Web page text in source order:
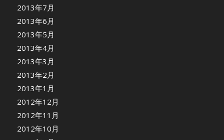
2013年7月
2013年6月
2013年5月
2013年4月
2013年3月
2013年2月
2013年1月
2012年12月
2012年11月
2012年10月